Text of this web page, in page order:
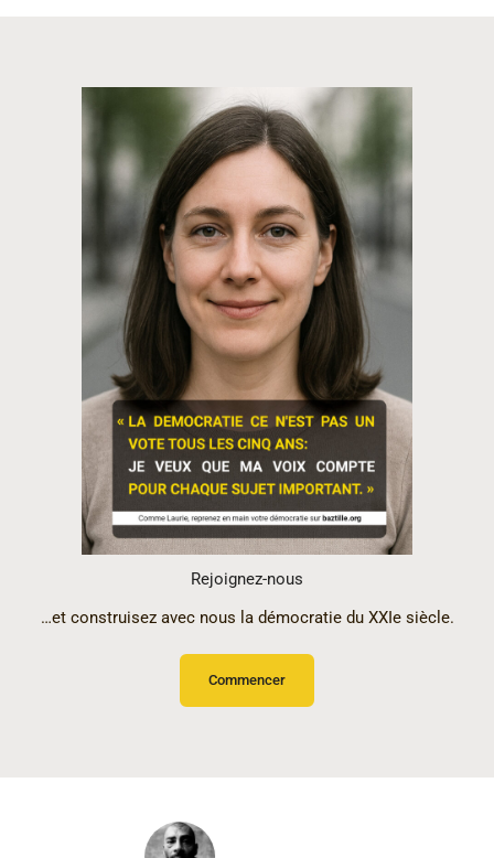
Rejoignez-nous
…et construisez avec nous la démocratie du XXIe siècle.
Commencer